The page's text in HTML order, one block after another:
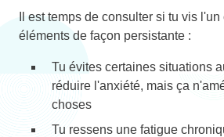
Il est temps de consulter si tu vis
éléments de façon persistante :
Tu évites certaines situations
réduire l'anxiété, mais ça
choses
Tu ressens une fatigue